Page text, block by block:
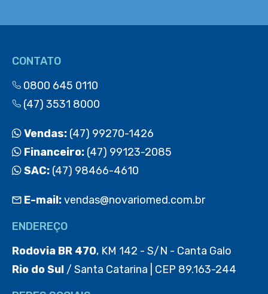
CONTATO
0800 645 0110
(47) 3531 8000
Vendas: (47) 99270-1426
Financeiro: (47) 99123-2085
SAC: (47) 98466-4610
E-mail:vendas@novariomed.com.br
ENDEREÇO
Rodovia BR 470, KM 142 - S/N - Canta Galo
Rio do Sul / Santa Catarina | CEP 89.163-244